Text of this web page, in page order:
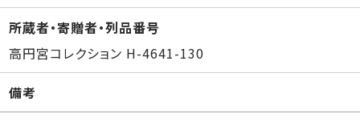
所蔵者・寄贈者・列品番号
高円宮コレクション H-4641-130
備考